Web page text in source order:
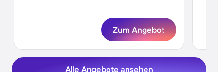
Zum Angebot
Alle Angebote ansehen